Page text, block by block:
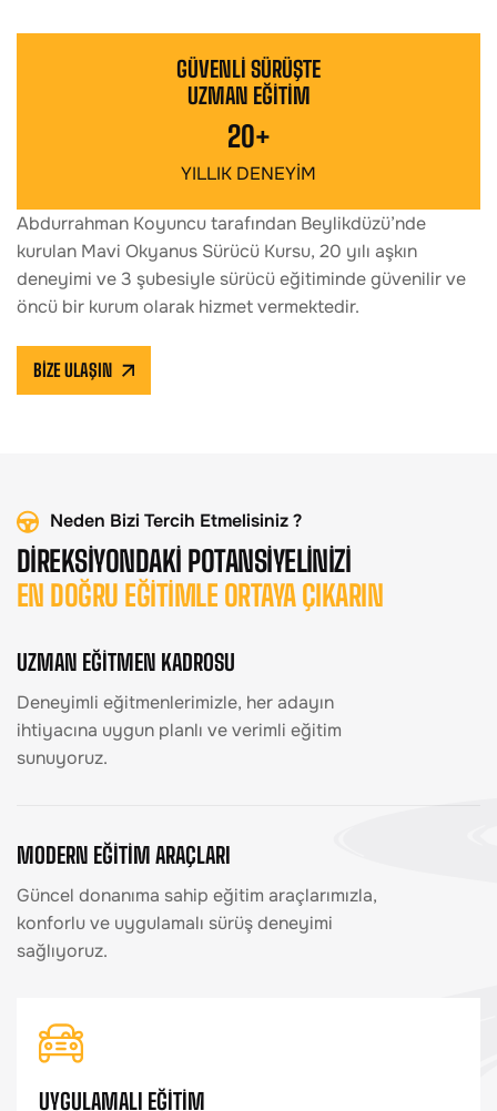
GÜVENLİ SÜRÜŞTE
UZMAN EĞİTİM
20+
YILLIK DENEYİM
Abdurrahman Koyuncu tarafından Beylikdüzü’nde
kurulan Mavi Okyanus Sürücü Kursu, 20 yılı aşkın
deneyimi ve 3 şubesiyle sürücü eğitiminde güvenilir ve
öncü bir kurum olarak hizmet vermektedir.
BİZE ULAŞIN
Neden Bizi Tercih Etmelisiniz ?
DİREKSİYONDAKİ POTANSİYELİNİZİ
EN DOĞRU EĞİTİMLE ORTAYA ÇIKARIN
UZMAN EĞİTMEN KADROSU
Deneyimli eğitmenlerimizle, her adayın
ihtiyacına uygun planlı ve verimli eğitim
sunuyoruz.
MODERN EĞİTİM ARAÇLARI
Güncel donanıma sahip eğitim araçlarımızla,
konforlu ve uygulamalı sürüş deneyimi
sağlıyoruz.
UYGULAMALI EĞİTİM